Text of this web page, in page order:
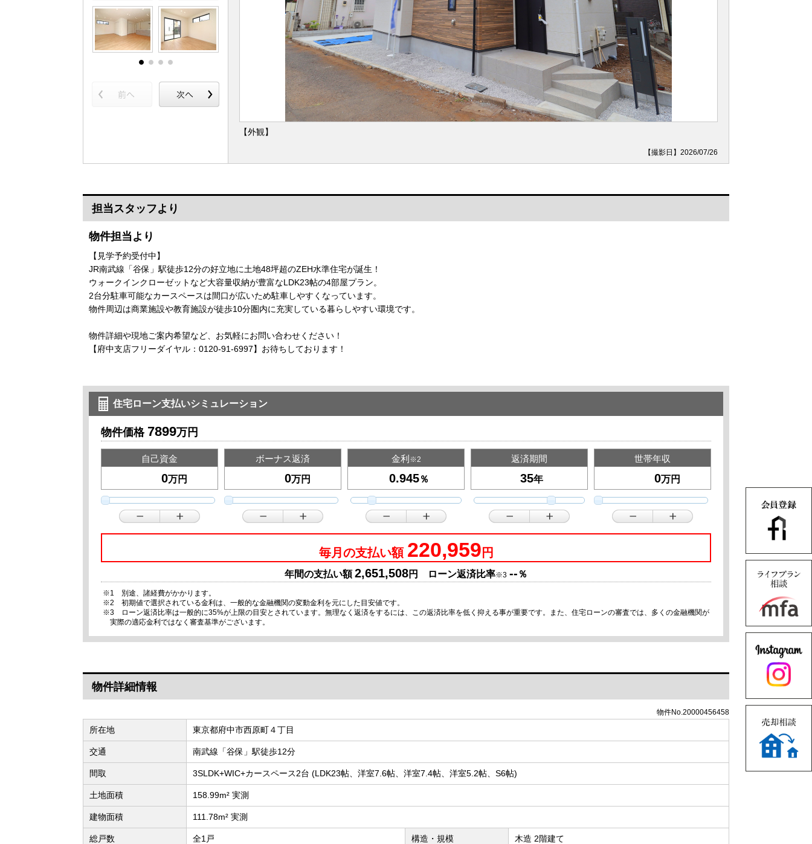
【外観】
【撮影日】2026/07/26
担当スタッフより
物件担当より
【見学予約受付中】
JR南武線「谷保」駅徒歩12分の好立地に土地48坪超のZEH水準住宅が誕生！
ウォークインクローゼットなど大容量収納が豊富なLDK23帖の4部屋プラン。
2台分駐車可能なカースペースは間口が広いため駐車しやすくなっています。
物件周辺は商業施設や教育施設が徒歩10分圏内に充実している暮らしやすい環境です。
物件詳細や現地ご案内希望など、お気軽にお問い合わせください！
【府中支店フリーダイヤル：0120-91-6997】お待ちしております！
住宅ローン支払いシミュレーション
物件価格 7899万円
自己資金
万円
ボーナス返済
万円
金利 ※2
％
返済期間
年
世帯年収
万円
毎月の支払い額 220,959 円
年間の支払い額2,651,508円 ローン返済比率※3 -- ％
※1 別途、諸経費がかかります。
※2 初期値で選択されている金利は、一般的な金融機関の変動金利を元にした目安値です。
※3 ローン返済比率は一般的に35%が上限の目安とされています。無理なく返済をするには、この返済比率を低く抑える事が重要です。また、住宅ローンの審査では、多くの金融機関が
実際の適応金利ではなく審査基準がございます。
物件詳細情報
物件No.20000456458
所在地 東京都府中市西原町４丁目
交通 南武線「谷保」駅徒歩12分
間取 3SLDK+WIC+カースペース2台 (LDK23帖、洋室7.6帖、洋室7.4帖、洋室5.2帖、S6帖)
土地面積 158.99m² 実測
建物面積 111.78m² 実測
総戸数 全1戸 構造・規模 木造 2階建て